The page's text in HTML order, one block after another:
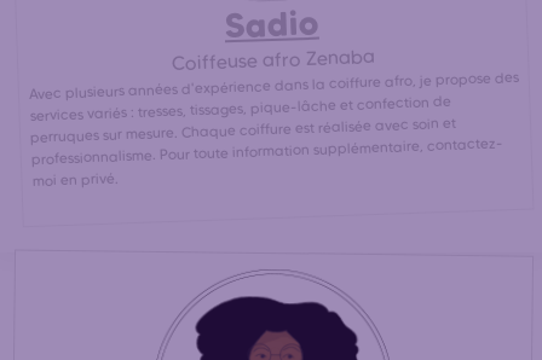
Sadio
Coiffeuse afro Zenaba
Avec plusieurs années d'expérience dans la coiffure afro, je propose des
services variés : tresses, tissages, pique-lâche et confection de
perruques sur mesure. Chaque coiffure est réalisée avec soin et
professionnalisme. Pour toute information supplémentaire, contactez-
moi en privé.